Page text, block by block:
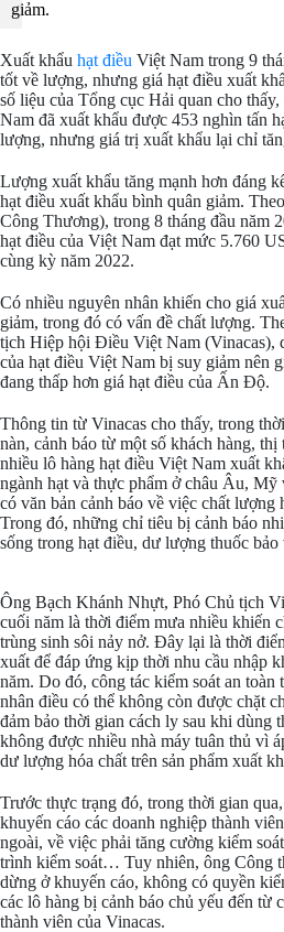
giảm.
Xuất khẩu hạt điều Việt Nam trong 9
tốt về lượng, nhưng giá hạt điều xuất
số liệu của Tổng cục Hải quan cho
Nam đã xuất khẩu được 453 nghìn tấn
lượng, nhưng giá trị xuất khẩu lại chỉ
Lượng xuất khẩu tăng mạnh hơn đáng
hạt điều xuất khẩu bình quân giảm.
Công Thương), trong 8 tháng đầu năm
hạt điều của Việt Nam đạt mức 5.760
cùng kỳ năm 2022.
Có nhiều nguyên nhân khiến cho giá
giảm, trong đó có vấn đề chất lượng.
tịch Hiệp hội Điều Việt Nam (Vinacas),
của hạt điều Việt Nam bị suy giảm nên
đang thấp hơn giá hạt điều của Ấn Độ.
Thông tin từ Vinacas cho thấy, trong
nàn, cảnh báo từ một số khách hàng,
nhiều lô hàng hạt điều Việt Nam xuất
ngành hạt và thực phẩm ở châu Âu, Mỹ
có văn bản cảnh báo về việc chất
Trong đó, những chỉ tiêu bị cảnh báo
sống trong hạt điều, dư lượng thuốc
Ông Bạch Khánh Nhựt, Phó Chủ tịch
cuối năm là thời điểm mưa nhiều khiến
trùng sinh sôi nảy nở. Đây lại là thời
xuất để đáp ứng kịp thời nhu cầu nhập
năm. Do đó, công tác kiểm soát an toàn
nhân điều có thể không còn được chặt
đảm bảo thời gian cách ly sau khi dùng
không được nhiều nhà máy tuân thủ vì
dư lượng hóa chất trên sản phẩm xuất
Trước thực trạng đó, trong thời gian
khuyến cáo các doanh nghiệp thành
ngoài, về việc phải tăng cường kiểm
trình kiểm soát… Tuy nhiên, ông Công
dừng ở khuyến cáo, không có quyền
các lô hàng bị cảnh báo chủ yếu đến từ
thành viên của Vinacas.